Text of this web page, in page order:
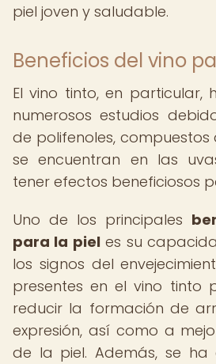
piel joven y saludable.
Beneficios del vino
El vino tinto, en particular,
numerosos estudios
de polifenoles, compuestos
se encuentran en las
tener efectos beneficiosos
Uno de los principales
para la pieles su
los signos del
presentes en el vino tinto
reducir la formación de
expresión, así como a
de la piel. Además, se ha